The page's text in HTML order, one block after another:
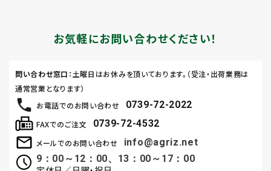
お気軽にお問い合わせください！
お電話でのお問い合わせ 0739-72-2022
メールでのお問い合わせ
info@agriz.net
9：00～12：00、13：00～17：00
FAXでのご注文 0739-72-4532
問い合わせ窓口 ：土曜日はお休みを頂いております。（受注・出荷業務は
通常営業となります）